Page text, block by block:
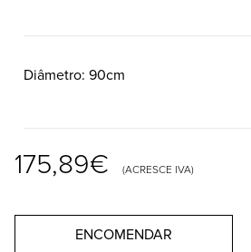
Diâmetro 90cm
175,89€ (ACRESCE IVA)
ENCOMENDAR